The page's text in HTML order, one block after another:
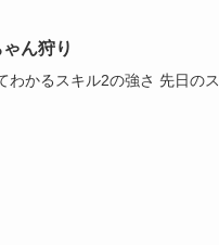
ん狩り
わかるスキル2の強さ 先日のス